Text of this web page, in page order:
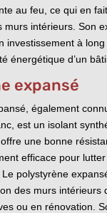
au feu, ce qui en
murs intérieurs. Son
investissement à
énergétique d’un
expansé
également
est un isolant
une bonne
efficace pour
polystyrène
des murs intérieurs
ou en rénovation.